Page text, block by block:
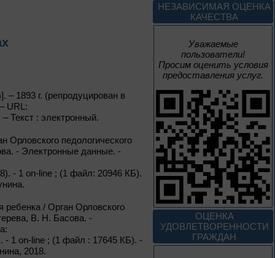
1893 г. (репродуцирован в
URL:
Текст : электронный.
Орловского педологического
- Электронные данные. -
- 1 on-line ; (1 файл: 20946 КБ).
/ Орган Орловского
В. Н. Басова. -
- 1 on-line ; (1 файл : 17645 КБ). -
2018.
НЕЗАВИСИМАЯ ОЦЕНКА
КАЧЕСТВА
Уважаемые
пользователи!
Просим оценить условия
предоставления услуг.
ОЦЕНКА
УДОВЛЕТВОРЕННОСТИ
ГРАЖДАН
Изучаем русский
До конца года
Россия: приглашение
в путешествие
Цикл выставок литературы
До конца года
Мастера кисти:
галерея талантов